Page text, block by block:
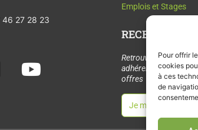
Pour offrir
cookies
à ces
de
46 27 28 23
Y
o
Emplois et Stages
RECEVOIR
Retrouvez tous
adhérents, les
offres de stages et
Je m'abonne à la